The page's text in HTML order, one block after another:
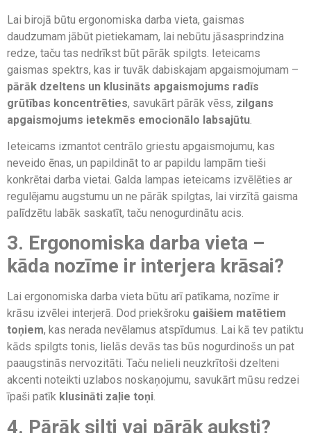
Lai birojā būtu ergonomiska darba vieta, gaismas
daudzumam jābūt pietiekamam, lai nebūtu jāsasprindzina
redze, taču tas nedrīkst būt pārāk spilgts. Ieteicams
gaismas spektrs, kas ir tuvāk dabiskajam apgaismojumam –
pārāk dzeltens un klusināts apgaismojums radīs
grūtības koncentrēties, savukārt pārāk vēss, zilgans
apgaismojums ietekmēs emocionālo labsajūtu
Ieteicams izmantot centrālo griestu apgaismojumu, kas
neveido ēnas, un papildināt to ar papildu lampām tieši
konkrētai darba vietai. Galda lampas ieteicams izvēlēties ar
regulējamu augstumu un ne pārāk spilgtas, lai virzītā gaisma
palīdzētu labāk saskatīt, taču nenogurdinātu acis.
3. Ergonomiska darba vieta –
kāda nozīme ir interjera krāsai?
Lai ergonomiska darba vieta būtu arī patīkama, nozīme ir
krāsu izvēlei interjerā. Dod priekšroku gaišiem matētiem
toņiem, kas nerada nevēlamus atspīdumus. Lai kā tev patiktu
kāds spilgts tonis, lielās devās tas būs nogurdinošs un pat
paaugstinās nervozitāti. Taču nelieli neuzkrītoši dzelteni
akcenti noteikti uzlabos noskaņojumu, savukārt mūsu redzei
īpaši patīk klusināti zaļie toņi.
4. Pārāk silti vai pārāk auksti?